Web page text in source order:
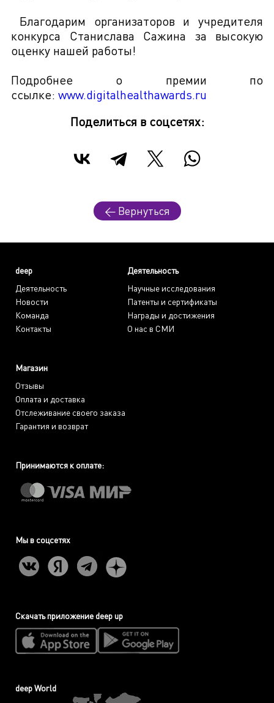
Благодарим организаторов и учредителя
конкурса Станислава Сажина за высокую
оценку нашей работы!
Подробнее о премии по
ссылке: www.digitalhealthawards.ru
Поделиться в соцсетях:
← Вернуться
deep
Деятельность
Новости
Команда
Контакты
Деятельность
Научные исследования
Патенты и сертификаты
Награды и достижения
О нас в СМИ
Магазин
Отзывы
Оплата и доставка
Отслеживание своего заказа
Гарантия и возврат
Принимаются к оплате:
Мы в соцсетях
Скачать приложение deep up
deep World